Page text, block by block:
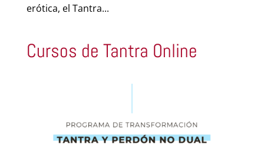
erótica, el Tantra...
Cursos de Tantra Online